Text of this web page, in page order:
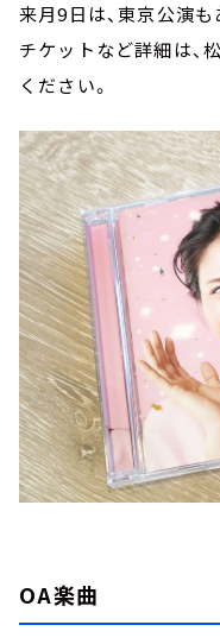
来月9日は、東京公演も
チケットなど詳細は、
ください。
OA楽曲